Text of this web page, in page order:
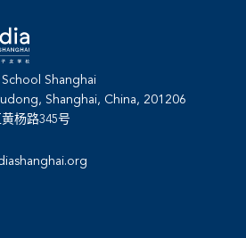
Shanghai
Shanghai, China, 201206
杨路345号